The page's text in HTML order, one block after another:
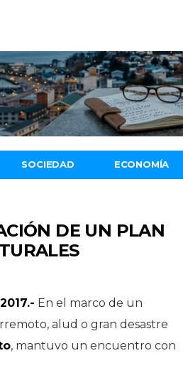
SOCIEDAD ECONOMÍA
DE UN PLAN
En el marco de un
alud o gran desastre
, mantuvo un encuentro con